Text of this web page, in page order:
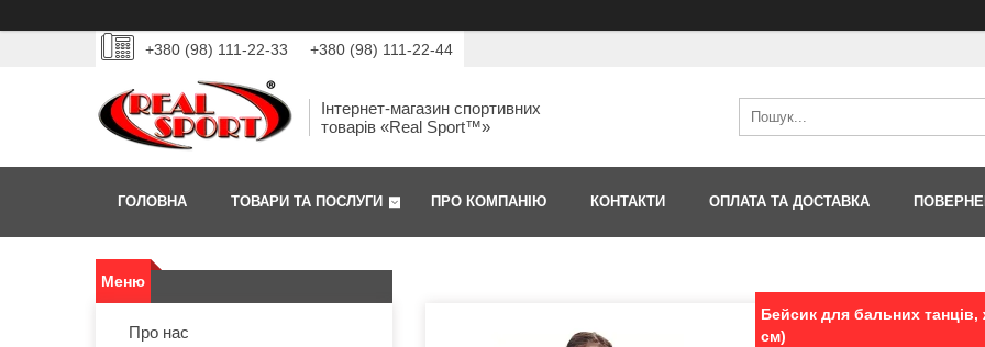
+380 (98) 111-22-33 +380 (98) 111-22-44
Інтернет-магазин спортивних
товарів «Real Sport™»
ГОЛОВНА ТОВАРИ ТА ПОСЛУГИ ПРО КОМПАНІЮ КОНТАКТИ ОПЛАТА ТА ДОСТАВКА
Бейсик для бальних танців,
см)
Про нас